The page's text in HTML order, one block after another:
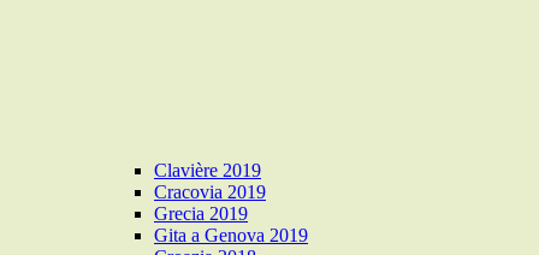
Clavière 2019
Cracovia 2019
Grecia 2019
Gita a Genova 2019